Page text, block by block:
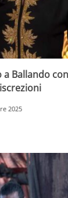
Ballando
2025